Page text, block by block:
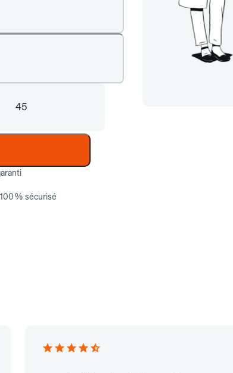
45
% sécurisé